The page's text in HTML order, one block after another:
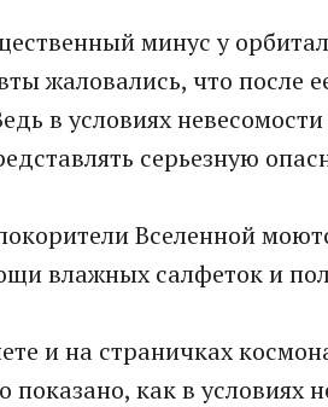
минус у
жаловались, что после
в условиях
серьезную
Вселенной
влажных салфеток и
и на страничках
показано, как в условиях